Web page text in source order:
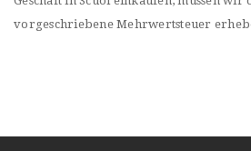
vorgeschriebene Mehrwertsteuer